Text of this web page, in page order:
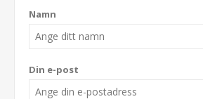
Namn
Din e-post